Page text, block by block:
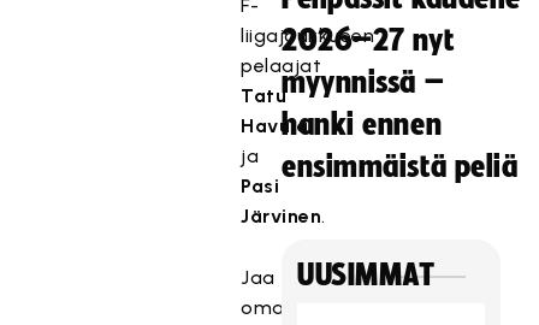
F-
liigajoukkueen
pelaajat
Tatu
Havula
ja
Pasi
Järvinen.
Jaa
oma
t
ö
o
n
e
y
,
2026–27 nyt
myynnissä –
hanki ennen
ensimmäistä peliä
UUSIMMAT